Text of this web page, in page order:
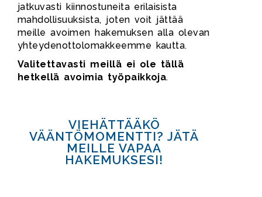
jatkuvasti kiinnostuneita erilaisista
mahdollisuuksista, joten voit jättää
meille avoimen hakemuksen alla olevan
yhteydenottolomakkeemme kautta.
Valitettavasti meillä ei ole tällä
hetkellä avoimia työpaikkoja.
VIEHÄTTÄÄKÖ
VÄÄNTÖMOMENTTI? JÄTÄ
MEILLE VAPAA
HAKEMUKSESI!